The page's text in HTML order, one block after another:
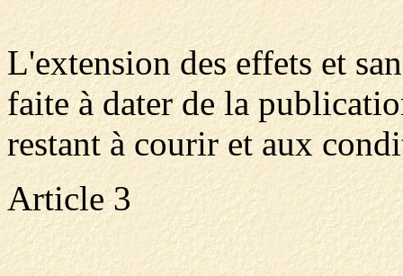
L'extension des effets et
faite à dater de la
restant à courir et aux
Article 3